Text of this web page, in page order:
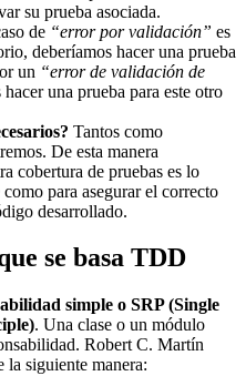
su prueba asociada.
de “error por validación” es
deberíamos hacer una prueba
un “error de validación de
hacer una prueba para este otro
Tantos como
De esta manera
cobertura de pruebas es lo
para asegurar el correcto
desarrollado.
se basa TDD
simple o SRP (Single
. Una clase o un módulo
Robert C. Martín
la siguiente manera: